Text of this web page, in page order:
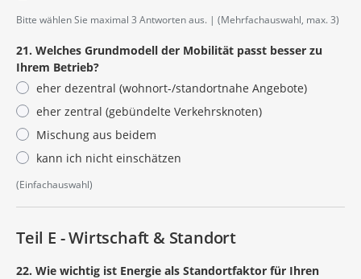
Bitte wählen Sie maximal 3 Antworten aus. (Mehrfachauswahl, max. 3)
21. Welches Grundmodell der Mobilität passt besser zu
Ihrem Betrieb?
eher dezentral (wohnort-/standortnahe Angebote)
eher zentral (gebündelte Verkehrsknoten)
Mischung aus beidem
kann ich nicht einschätzen
(Einfachauswahl)
Teil E - Wirtschaft & Standort
22. Wie wichtig ist Energie als Standortfaktor für Ihren